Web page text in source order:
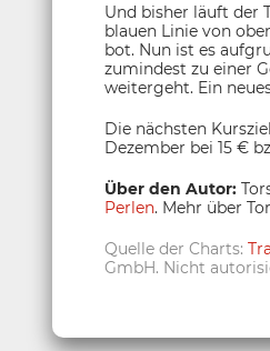
Und bisher läuft der
blauen Linie von
bot. Nun ist es
zumindest zu einer
weitergeht. Ein
Die nächsten
Dezember bei 15 €
Über den Autor:
Perlen. Mehr über
Quelle der Charts:
GmbH. Nicht